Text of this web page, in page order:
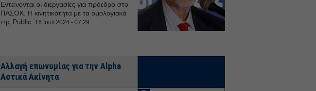
Εντείνονται οι διεργασίες για πρόεδρο στο
ΠΑΣΟΚ. Η κινητικότητα με τα ομολογιακά
της Public.
16 Ιουλ 2024 - 07:29
Αλλαγή επωνυμίας για την Alpha
Αστικά Ακίνητα